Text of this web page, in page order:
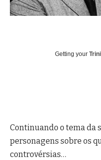
Getting your
Continuando o tema da
personagens sobre os
controvérsias…